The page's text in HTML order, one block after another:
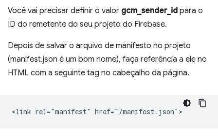
Você vai precisar definir o valor gcm_sender_id para o
ID do remetente do seu projeto do Firebase.
Depois de salvar o arquivo de manifesto no projeto
(manifest.json é um bom nome), faça referência a ele no
HTML com a seguinte tag no cabeçalho da página.